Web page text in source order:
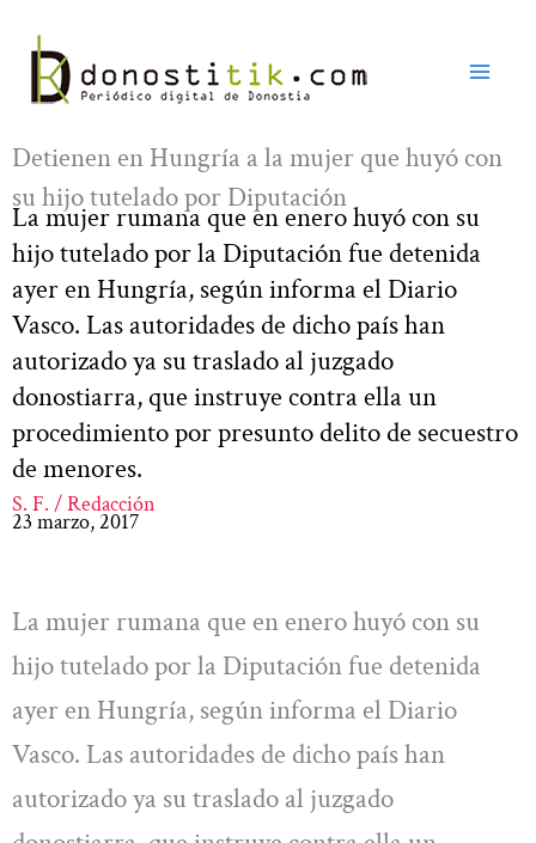
contenido
Detienen en Hungría a la mujer que huyó con
su hijo tutelado por Diputación
La mujer rumana que en enero huyó con su
hijo tutelado por la Diputación fue detenida
ayer en Hungría, según informa el Diario
Vasco. Las autoridades de dicho país han
autorizado ya su traslado al juzgado
donostiarra, que instruye contra ella un
procedimiento por presunto delito de secuestro
de menores.
S. F. / Redacción
23 marzo, 2017
La mujer rumana que en enero huyó con su
hijo tutelado por la Diputación fue detenida
ayer en Hungría, según informa el Diario
Vasco. Las autoridades de dicho país han
autorizado ya su traslado al juzgado